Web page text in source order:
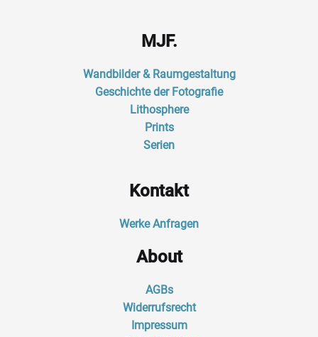
MJF.
Wandbilder & Raumgestaltung
Geschichte der Fotografie
Lithosphere
Prints
Serien
Kontakt
Werke Anfragen
About
AGBs
Widerrufsrecht
Impressum